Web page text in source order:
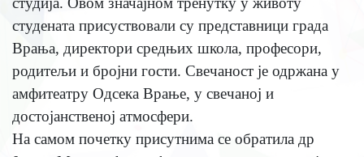
студената присуствовали су представници града
Врања, директори средњих школа, професори,
родитељи и бројни гости. Свечаност је одржана у
амфитеатру Одсека Врање, у свечаној и
достојанственој атмосфери.
На самом почетку присутнима се обратила др